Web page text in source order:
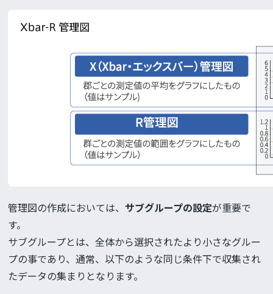
管理図の作成においては、 サブグループの設定が重要で
す。
サブグループとは、全体から選択されたより小さなグルー
プの事であり、通常、以下のような同じ条件下で収集され
たデータの集まりとなります。